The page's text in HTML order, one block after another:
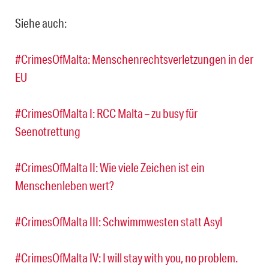
Siehe auch:
#CrimesOfMalta: Menschenrechtsverletzungen in der
EU
#CrimesOfMalta I: RCC Malta – zu busy für
Seenotrettung
#CrimesOfMalta II: Wie viele Zeichen ist ein
Menschenleben wert?
#CrimesOfMalta III: Schwimmwesten statt Asyl
#CrimesOfMalta IV: I will stay with you, no problem.